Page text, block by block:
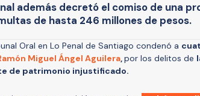
además decretó el comiso de una
de hasta 246 millones de pesos.
Oral en Lo Penal de Santiago condenó a
Miguel Ángel Aguilera,por los delitos de
de patrimonio injustificado.